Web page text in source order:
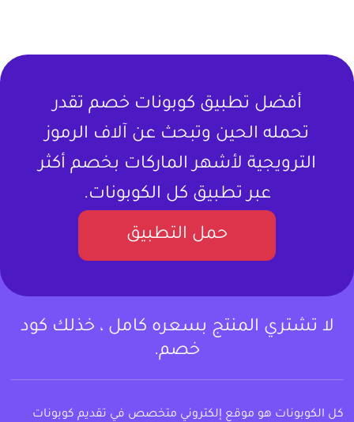
أفضل تطبيق كوبونات خصم تقدر
تحمله الحين وتبحث عن آلاف الرموز
الترويجية لأشهر الماركات بخصم أكثر
عبر تطبيق كل الكوبونات.
حمل التطبيق
لا تشتري المنتج بسعره كامل ، خذلك كود
خصم.
كل الكوبونات هو موقع إلكتروني متخصص في تقديم كوبونات